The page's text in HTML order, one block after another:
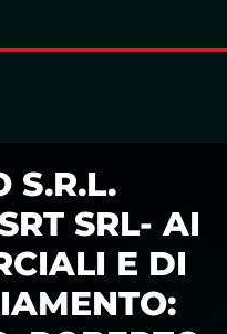
S.R.L.
SRL- AI
E DI